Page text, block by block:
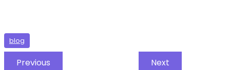
blog
Previous Next